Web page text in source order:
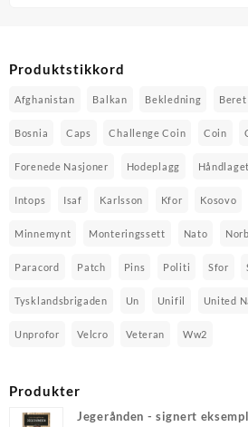
Produktstikkord
Afghanistan Balkan Bekledning Beret
Bosnia Caps Challenge Coin Coin
Forenede Nasjoner Hodeplagg
Intops Isaf Karlsson Kfor Kosovo
Minnemynt Monteringssett Nato
Paracord Patch Pins Politi Sfor
Tysklandsbrigaden Un Unifil United
Unprofor Velcro Veteran Ww2
Produkter
Jegerånden - signert